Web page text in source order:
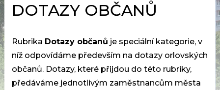
DOTAZY OBČANŮ
Rubrika Dotazy občanů je speciální kategorie, v
níž odpovídáme především na dotazy orlovských
občanů. Dotazy, které přijdou do této rubriky,
předáváme jednotlivým zaměstnancům města